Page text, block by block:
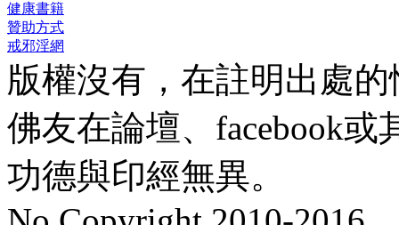
健康書籍
贊助方式
戒邪淫網
版權沒有，在註明出處
佛友在論壇、facebook
功德與印經無異。